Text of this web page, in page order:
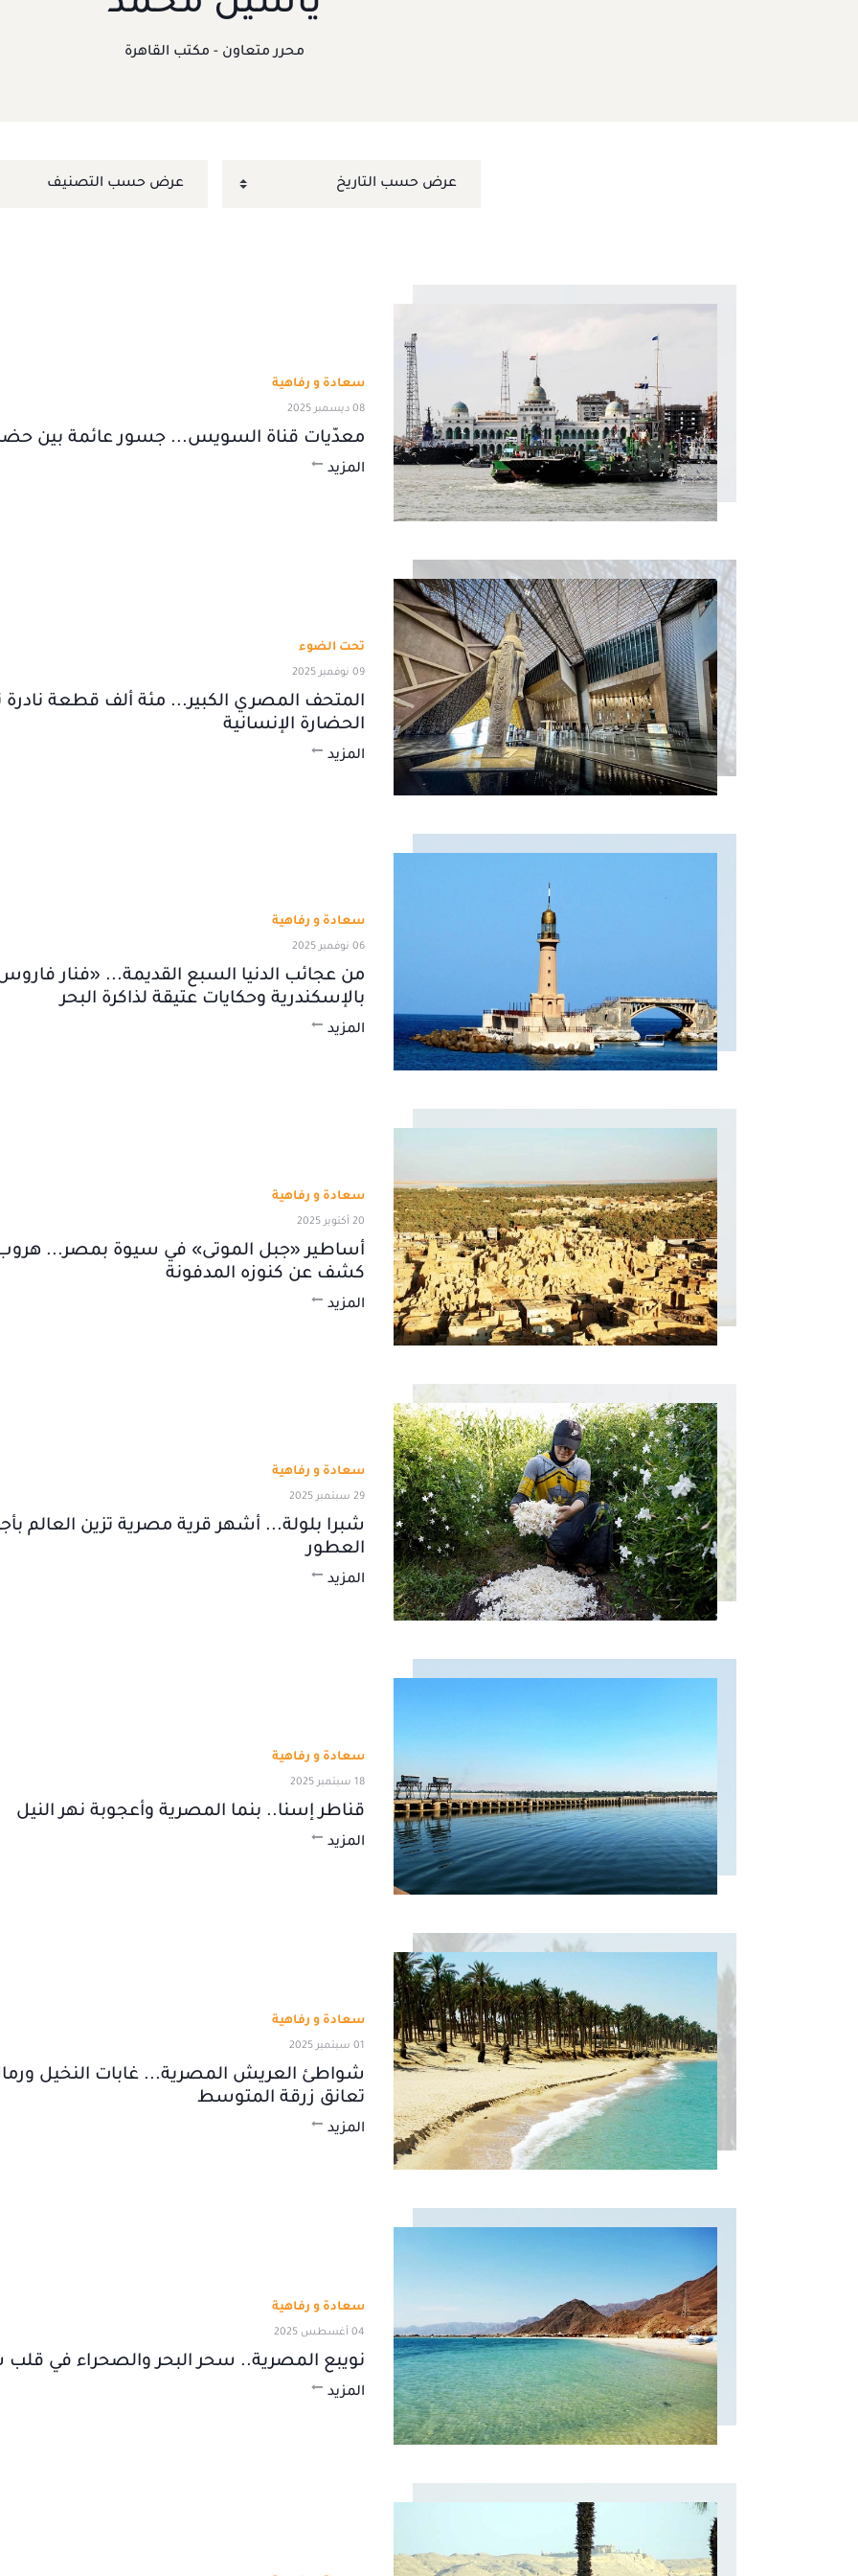
محرر متعاون - مكتب القاهرة
سعادة و رفاهية
08 ديسمبر 2025
معدّيات قناة السويس... جسور عائمة بين
المزيد
تحت الضوء
09 نوفمبر 2025
المتحف المصري الكبير... مئة ألف قطعة
الحضارة الإنسانية
المزيد
سعادة و رفاهية
06 نوفمبر 2025
من عجائب الدنيا السبع القديمة... «فنار
بالإسكندرية وحكايات عتيقة لذاكرة البحر
المزيد
سعادة و رفاهية
20 أكتوبر 2025
أساطير «جبل الموتى» في سيوة بمصر...
كشف عن كنوزه المدفونة
المزيد
سعادة و رفاهية
29 سبتمبر 2025
شبرا بلولة... أشهر قرية مصرية تزين العالم
العطور
المزيد
سعادة و رفاهية
18 سبتمبر 2025
قناطر إسنا.. بنما المصرية وأعجوبة نهر النيل
المزيد
سعادة و رفاهية
01 سبتمبر 2025
شواطئ العريش المصرية... غابات النخيل
تعانق زرقة المتوسط
المزيد
سعادة و رفاهية
04 أغسطس 2025
نويبع المصرية.. سحر البحر والصحراء في قلب
المزيد